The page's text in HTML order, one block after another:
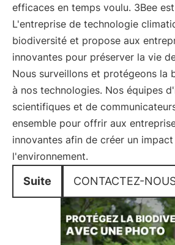
efficaces en temps voulu. 3Bee
L'entreprise de technologie
biodiversité et propose aux
innovantes pour préserver la vie
Nous surveillons et protégeons la
à nos technologies. Nos équipes
scientifiques et de
ensemble pour offrir aux
innovantes afin de créer un
l'environnement.
Suite CONTACTEZ-